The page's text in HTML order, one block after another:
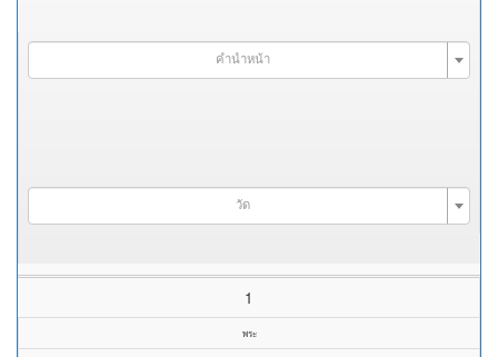
คำนำหน้า
วัด
1
พระ